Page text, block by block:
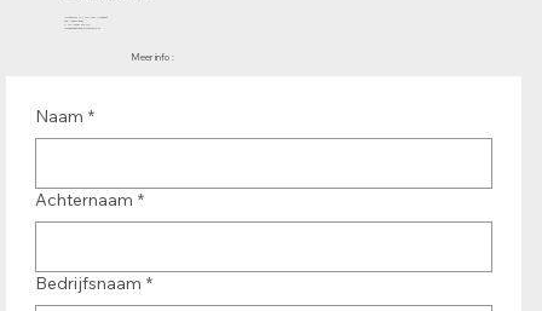
Molenwerf 12 | 1911 DB Uitgeest
the Netherlands
T.:+31 (0)251 319 119
info@bandtransporteurope.nl
Meer info :
Naam *
Achternaam *
Bedrijfsnaam *